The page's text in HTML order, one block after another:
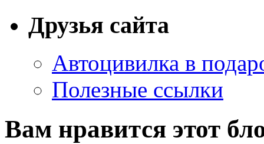
Друзья сайта
Автоцивилка в
Полезные ссылки
Вам нравится этот